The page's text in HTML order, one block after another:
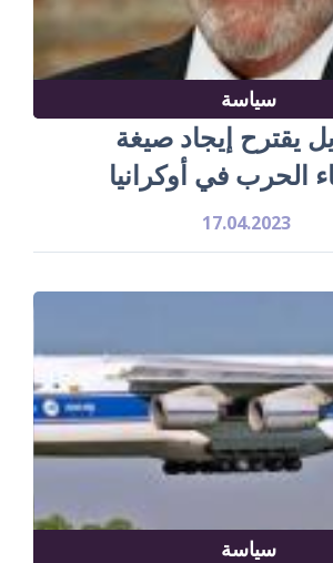
سياسة
يقترح إيجاد صيغة
الحرب في أوكرانيا
17.04.2023
سياسة